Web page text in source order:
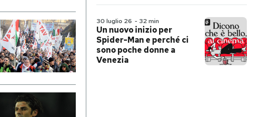
30 luglio 26 - 32 min
Un nuovo inizio per
Spider-Man e perché ci
sono poche donne a
Venezia